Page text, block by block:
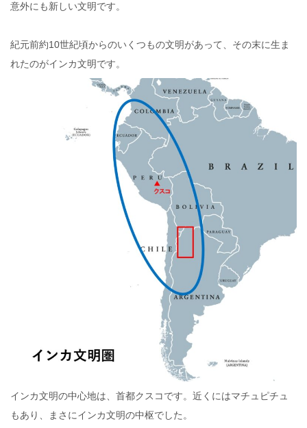
意外にも新しい文明です。
紀元前約10世紀頃からのいくつもの文明があって、その末に生ま
れたのがインカ文明です。
インカ文明の中心地は、首都クスコです。近くにはマチュピチュ
もあり、まさにインカ文明の中枢でした。